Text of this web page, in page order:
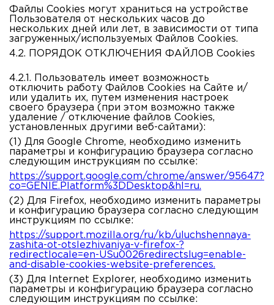
Файлы Cookies могут храниться на устройстве
Пользователя от нескольких часов до
нескольких дней или лет, в зависимости от типа
загруженных/используемых Файлов Cookies.
4.2. ПОРЯДОК ОТКЛЮЧЕНИЯ ФАЙЛОВ Cookies
4.2.1. Пользователь имеет возможность
отключить работу Файлов Cookies на Сайте и/
или удалить их, путем изменения настроек
своего браузера (при этом возможно также
удаление / отключение файлов Cookies,
установленных другими веб-сайтами):
(1) Для Google Chrome, необходимо изменить
параметры и конфигурацию браузера согласно
следующим инструкциям по ссылке:
https://support.google.com/chrome/answer/95647?
co=GENIE.Platform%3DDesktop&hl=ru.
(2) Для Firefox, необходимо изменить параметры
и конфигурацию браузера согласно следующим
инструкциям по ссылке:
https://support.mozilla.org/ru/kb/uluchshennaya-
zashita-ot-otslezhivaniya-v-firefox-?
redirectlocale=en-USu0026redirectslug=enable-
and-disable-cookies-website-preferences.
(3) Для Internet Explorer, необходимо изменить
параметры и конфигурацию браузера согласно
следующим инструкциям по ссылке: